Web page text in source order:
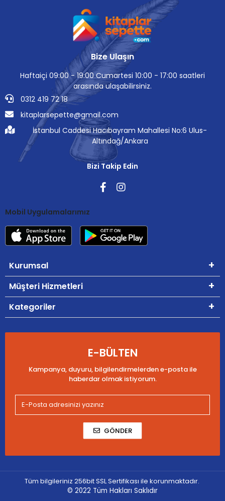
Bize Ulaşın
Haftaiçi 09:00 - 19:00 Cumartesi 10:00 - 17:00 saatleri
arasında ulaşabilirsiniz.
0312 419 72 18
kitaplarsepette@gmail.com
İstanbul Caddesi Hacıbayram Mahallesi No:6 Ulus-
Altındağ/Ankara
Bizi Takip Edin
Mobil Uygulamalarımız
Kurumsal
Müşteri Hizmetleri
Kategoriler
E-BÜLTEN
Kampanya, duyuru, bilgilendirmelerden e-posta ile
haberdar olmak istiyorum.
GÖNDER
Tüm bilgileriniz 256bit SSL Sertifikası ile korunmaktadır.
© 2022 Tüm Hakları Saklıdır